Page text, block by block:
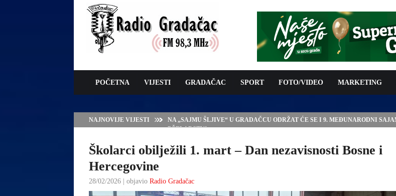
POČETNA VIJESTI GRADAČAC SPORT FOTO/VIDEO MARKETING
NAJNOVIJE VIJESTI SERVISNE INFORMACIJE ZA 05.08.2026.
Školarci obilježili 1. mart – Dan nezavisnosti Bosne i
Hercegovine
28/02/2026 | objavio Radio Gradačac